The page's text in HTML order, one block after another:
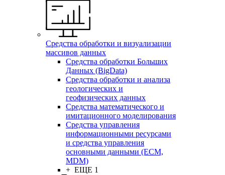
Средства обработки и визуализации
массивов данных
Средства обработки Больших
Данных (BigData)
Средства обработки и анализа
геологических и
геофизических данных
Средства математического и
имитационного моделирования
Средства управления
информационными ресурсами
и средства управления
основными данными (ECM,
MDM)
+ ЕЩЕ 1